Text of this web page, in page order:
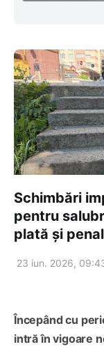
Schimbări
pentru
plată și
23 iun. 2026,
Începând cu
intră în vigoare